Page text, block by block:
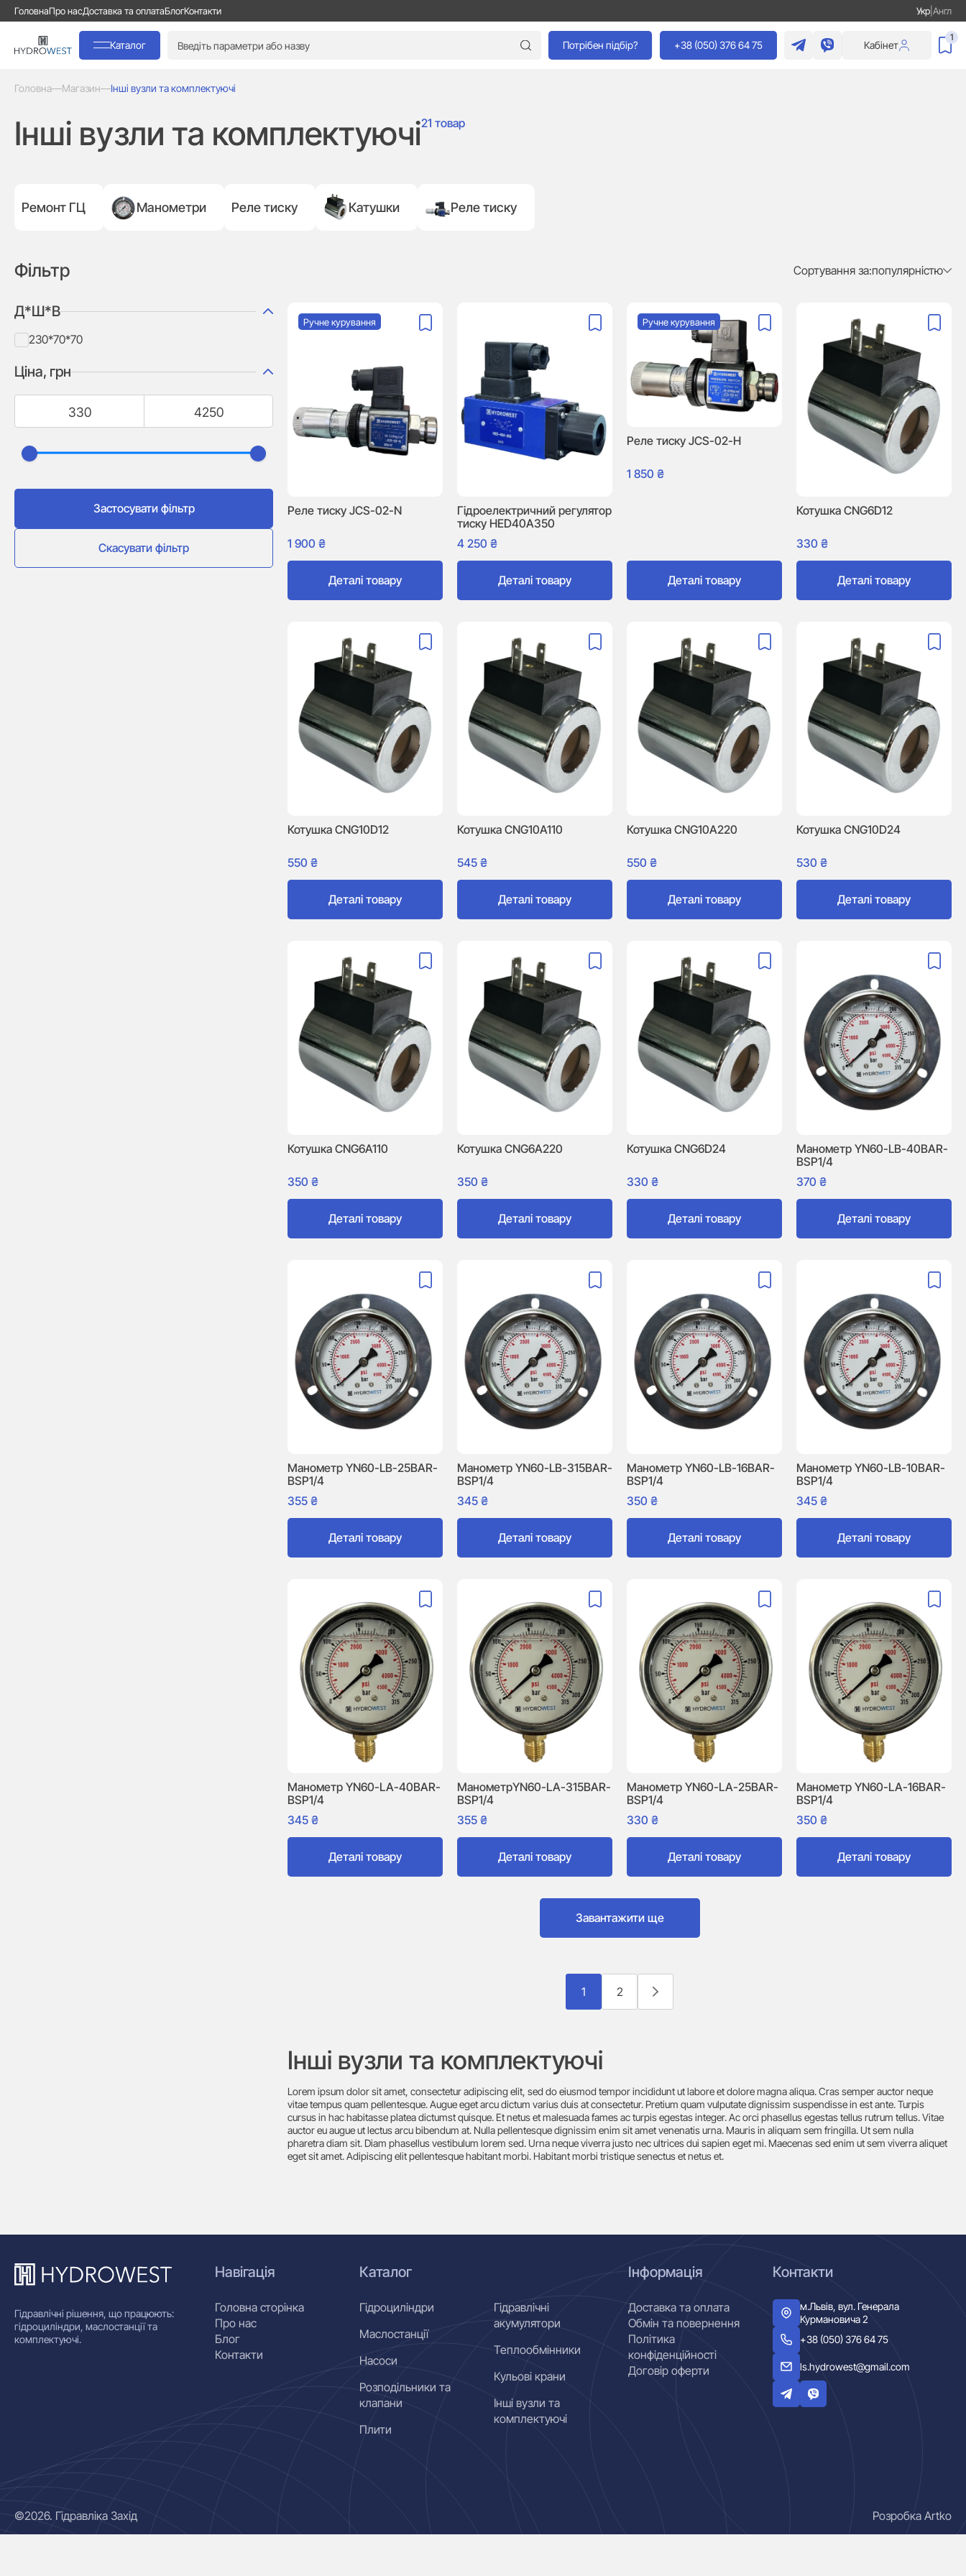
ГоловнаПро насДоставка та оплатаБлогКонтакти Укр| Англ
Каталог Потрібен підбір? +38 (050) 376 64 75 Кабінет
1
Головна—Магазин—Інші вузли та комплектуючі
Інші вузли та комплектуючі21 товар
Ремонт ГЦ Манометри Реле тиску Катушки Реле тиску
Фільтр Сортування за:популярністю
Ціна, грн
Д*Ш*В
230*70*70
Застосувати фільтр
Скасувати фільтр
Реле тиску JCS-02-N
1 900 ₴
Деталі товару
Ручне курування
Гідроелектричний регулятор
тиску HED40A350
4 250 ₴
Деталі товару
Реле тиску JCS-02-H
1 850 ₴
Деталі товару
Ручне курування
Котушка CNG6D12
330 ₴
Деталі товару
Котушка CNG10D12
550 ₴
Деталі товару
Котушка CNG10A110
545 ₴
Деталі товару
Котушка CNG10A220
550 ₴
Деталі товару
Котушка CNG10D24
530 ₴
Деталі товару
Котушка CNG6A110
350 ₴
Деталі товару
Котушка CNG6A220
350 ₴
Деталі товару
Котушка CNG6D24
330 ₴
Деталі товару
Манометр YN60-LB-40BAR-
BSP1/4
370 ₴
Деталі товару
Манометр YN60-LB-25BAR-
BSP1/4
355 ₴
Деталі товару
Манометр YN60-LB-315BAR-
BSP1/4
345 ₴
Деталі товару
Манометр YN60-LB-16BAR-
BSP1/4
350 ₴
Деталі товару
Манометр YN60-LB-10BAR-
BSP1/4
345 ₴
Деталі товару
Манометр YN60-LA-40BAR-
BSP1/4
345 ₴
Деталі товару
МанометрYN60-LA-315BAR-
BSP1/4
355 ₴
Деталі товару
Манометр YN60-LA-25BAR-
BSP1/4
330 ₴
Деталі товару
Манометр YN60-LA-16BAR-
BSP1/4
350 ₴
Деталі товару
Завантажити ще
1 2
Інші вузли та комплектуючі
Lorem ipsum dolor sit amet, consectetur adipiscing elit, sed do eiusmod tempor incididunt ut labore et dolore magna aliqua. Cras semper auctor neque
vitae tempus quam pellentesque. Augue eget arcu dictum varius duis at consectetur. Pretium quam vulputate dignissim suspendisse in est ante. Turpis
cursus in hac habitasse platea dictumst quisque. Et netus et malesuada fames ac turpis egestas integer. Ac orci phasellus egestas tellus rutrum tellus. Vitae
auctor eu augue ut lectus arcu bibendum at. Nulla pellentesque dignissim enim sit amet venenatis urna. Mauris in aliquam sem fringilla. Ut sem nulla
pharetra diam sit. Diam phasellus vestibulum lorem sed. Urna neque viverra justo nec ultrices dui sapien eget mi. Maecenas sed enim ut sem viverra aliquet
eget sit amet. Adipiscing elit pellentesque habitant morbi. Habitant morbi tristique senectus et netus et.
Гідравлічні рішення, що працюють:
гідроциліндри, маслостанції та
комплектуючі.
Навігація
Головна сторінка
Про нас
Блог
Контакти
Каталог
Гідроциліндри
Маслостанції
Насоси
Розподільники та
клапани
Плити
Гідравлічні
акумулятори
Теплообмінники
Кульові крани
Інші вузли та
комплектуючі
Інформація
Доставка та оплата
Обмін та повернення
Політика
конфіденційності
Договір оферти
Контакти
м.Львів, вул. Генерала
Курмановича 2
+38 (050) 376 64 75
ls.hydrowest@gmail.com
©2026. Гідравліка Захід Розробка Artko